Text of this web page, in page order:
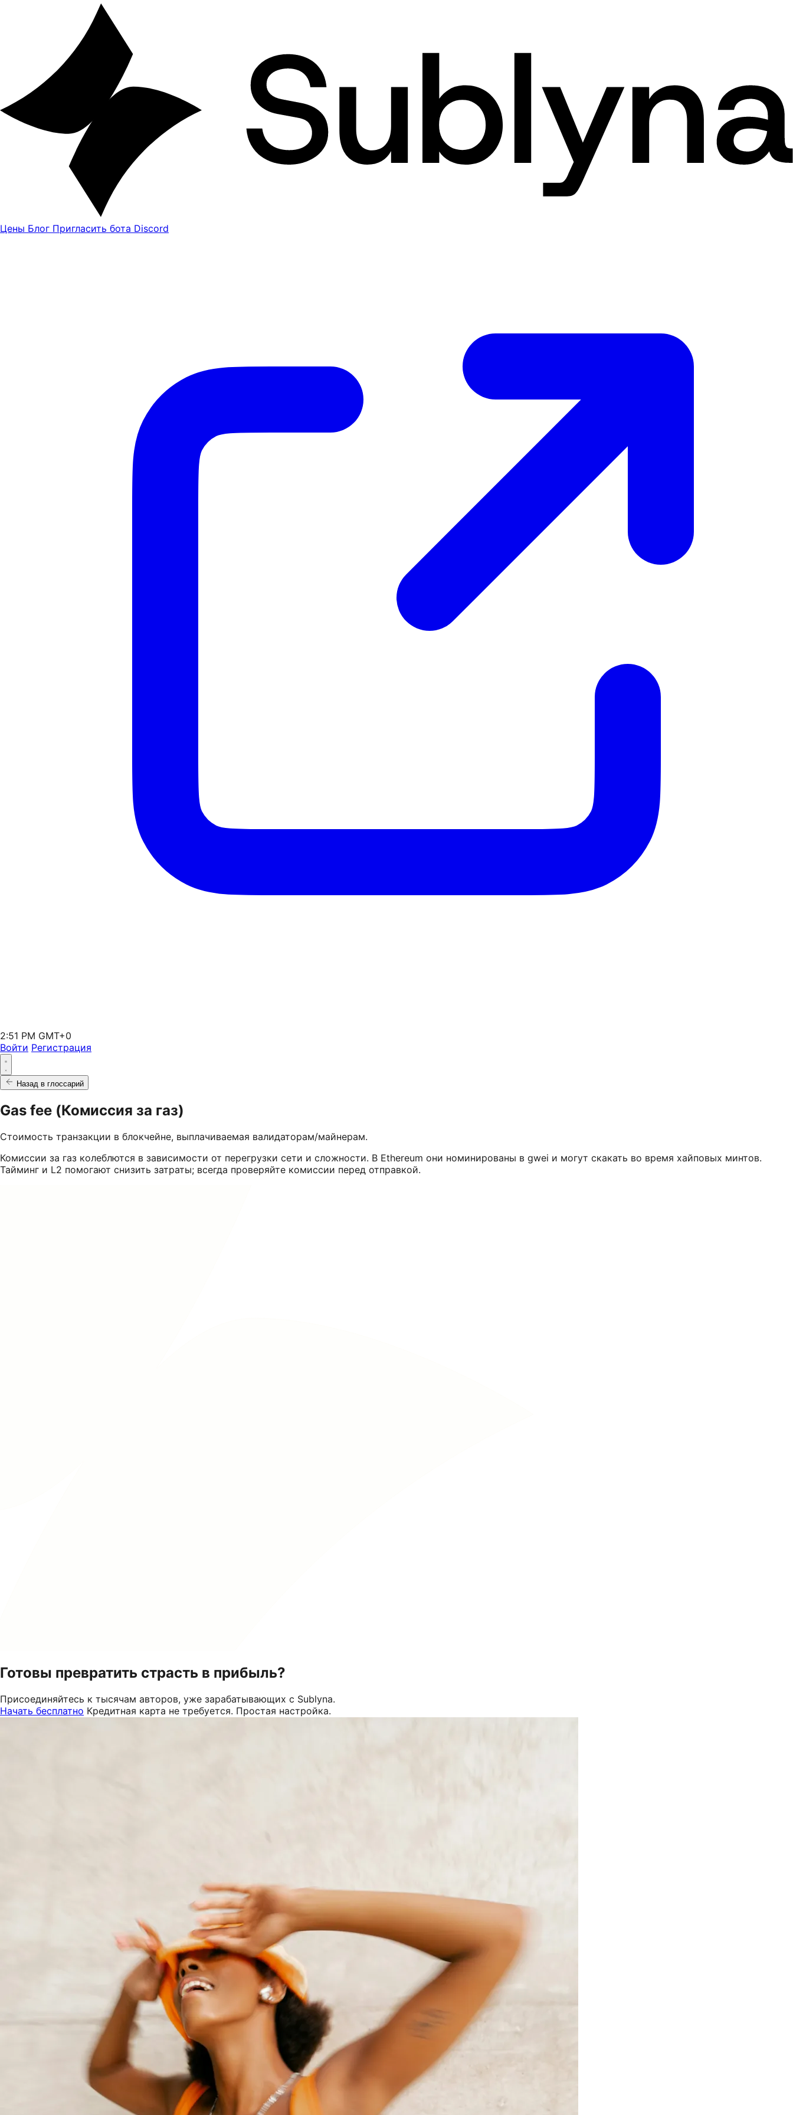
Цены Блог Пригласить бота Discord
2:51 PM GMT+0
Войти Регистрация
Назад в глоссарий
Gas fee (Комиссия за газ)
Стоимость транзакции в блокчейне, выплачиваемая валидаторам/майнерам.
Комиссии за газ колеблются в зависимости от перегрузки сети и сложности. В Ethereum они номинированы в gwei и могут скакать во время хайповых минтов.
Тайминг и L2 помогают снизить затраты; всегда проверяйте комиссии перед отправкой.
Готовы превратить страсть в прибыль?
Присоединяйтесь к тысячам авторов, уже зарабатывающих с Sublyna.
Начать бесплатно Кредитная карта не требуется. Простая настройка.